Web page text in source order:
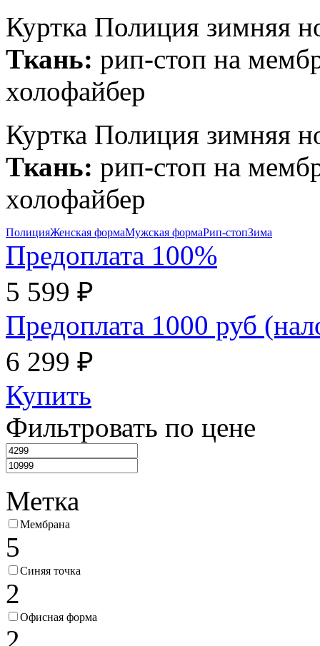
Куртка Полиция зимняя
Ткань: рип-стоп на
холофайбер
Куртка Полиция зимняя
Ткань: рип-стоп на
холофайбер
ПолицияЖенская формаМужская формаРип-стопЗима
Предоплата 100%
5 599 ₽
Предоплата 1000 руб
6 299 ₽
Купить
Фильтровать по цене
Метка
Мембрана
5
Синяя точка
2
Офисная форма